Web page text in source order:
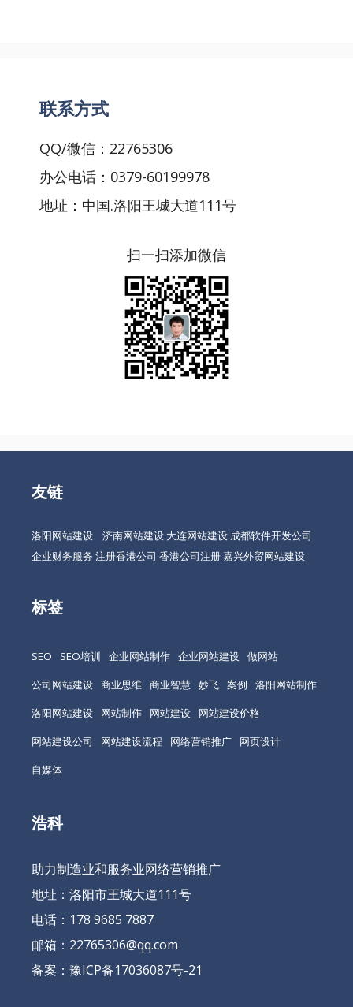
联系方式
QQ/微信：22765306
办公电话：0379-60199978
地址：中国.洛阳王城大道111号
扫一扫添加微信
友链
洛阳网站建设 济南网站建设 大连网站建设 成都软件开发公司
企业财务服务 注册香港公司 香港公司注册嘉兴外贸网站建设
标签
SEO SEO培训 企业网站制作 企业网站建设 做网站
公司网站建设 商业思维 商业智慧 妙飞 案例
洛阳网站制作
洛阳网站建设
网站制作 网站建设
网站建设价格
网站建设公司
网站建设流程 网络营销推广
网页设计
自媒体
浩科
助力制造业和服务业网络营销推广
地址：洛阳市王城大道111号
电话：178 9685 7887
邮箱：22765306@qq.com
备案： 豫ICP备17036087号-21